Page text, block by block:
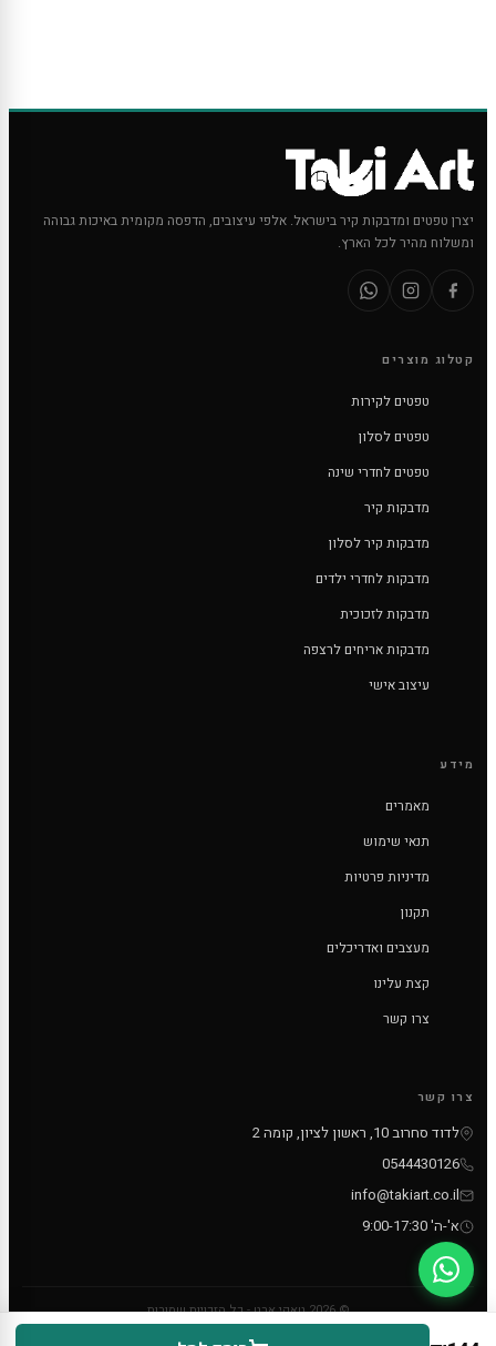
יצרן טפטים ומדבקות קיר בישראל. אלפי עיצובים, הדפסה מקומית באיכות גבוהה
ומשלוח מהיר לכל הארץ.
קטלוג מוצרים
טפטים לקירות
טפטים לסלון
טפטים לחדרי שינה
מדבקות קיר
מדבקות קיר לסלון
מדבקות לחדרי ילדים
מדבקות לזכוכית
מדבקות אריחים לרצפה
עיצוב אישי
מידע
מאמרים
תנאי שימוש
מדיניות פרטיות
תקנון
מעצבים ואדריכלים
קצת עלינו
צרו קשר
צרו קשר
לדוד סחרוב 10, ראשון לציון, קומה 2
0544430126
info@takiart.co.il
א'-ה' 9:00-17:30
© 2026 טאקי ארט - כל הזכויות שמורות